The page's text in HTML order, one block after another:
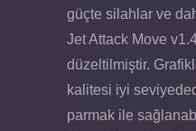
güçte silahlar ve
Jet Attack Move
düzeltilmiştir.
kalitesi iyi
parmak ile